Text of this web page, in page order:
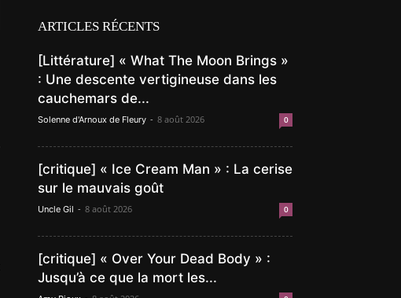
ARTICLES RÉCENTS
[Littérature] « What The Moon Brings »
: Une descente vertigineuse dans les
cauchemars de...
Solenne d'Arnoux de Fleury - 8 août 2026 0
[critique] « Ice Cream Man » : La cerise
sur le mauvais goût
Uncle Gil - 8 août 2026 0
[critique] « Over Your Dead Body » :
Jusqu’à ce que la mort les...